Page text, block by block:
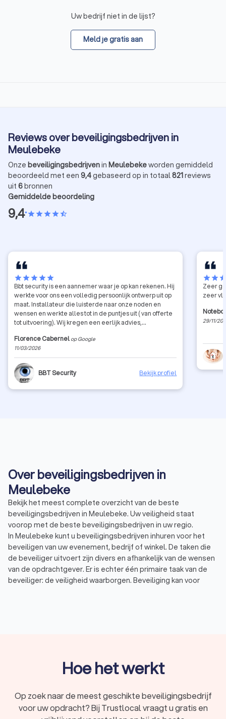
Uw bedrijf niet in de lijst?
Meld je gratis aan
Reviews over beveiligingsbedrijven in
Meulebeke
Onze beveiligingsbedrijvenin Meulebekeworden gemiddeld
beoordeeld met een 9,4gebaseerd op in totaal821reviews
uit 6bronnen
Gemiddelde beoordeling
9,4•starstarstarstarstar_half
starstarstarstarstar
Bbt security is een aannemer waar je op kan rekenen. Hij
werkte voor ons een volledig persoonlijk ontwerp uit op
maat. Installateur die luisterde naar onze noden en
wensen en werkte alles tot in de puntjes uit ( van offerte
tot uitvoering). Wij kregen een eerlijk advies,
werkend systeem en een super service na verkoop.
Beste Alex, je bent zeer goed bezig en je weet zeer
goed wat je zaak/ job is. Kortom top installateur!
Florence Cabernel op Google
11/03/2026
BBT Security Bekijk profiel
starstar
Zeer
zeer
29/11/
Over beveiligingsbedrijven in
Meulebeke
Bekijk het meest complete overzicht van de beste
beveiligingsbedrijven in Meulebeke. Uw veiligheid staat
voorop met de beste beveiligingsbedrijven in uw regio.
In Meulebeke kunt u beveiligingsbedrijven inhuren voor het
beveiligen van uw evenement, bedrijf of winkel. De taken die
de beveiliger uitvoert zijn divers en afhankelijk van de wensen
van de opdrachtgever. Er is echter één primaire taak van de
beveiliger: de veiligheid waarborgen. Beveiliging kan voor
omstandigheden en afwijkend gedrag van bezoekers.
de veiligheid van een persoon, vaak een VIP. Wanneer
een persoon zich niet veilig voelt in bepaalde situaties,
Hoe het werkt
Op zoek naar de meest geschikte beveiligingsbedrijf
voor uw opdracht? Bij Trustlocal vraagt u gratis en